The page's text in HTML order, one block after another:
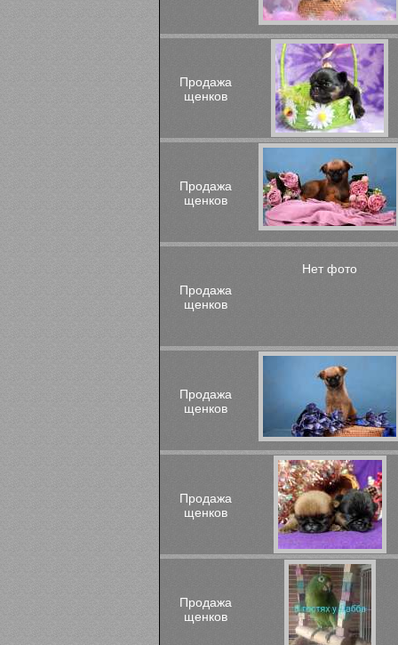
Продажа
щенков
Продажа
щенков
Продажа
щенков
Нет фото
Продажа
щенков
Продажа
щенков
Продажа
щенков